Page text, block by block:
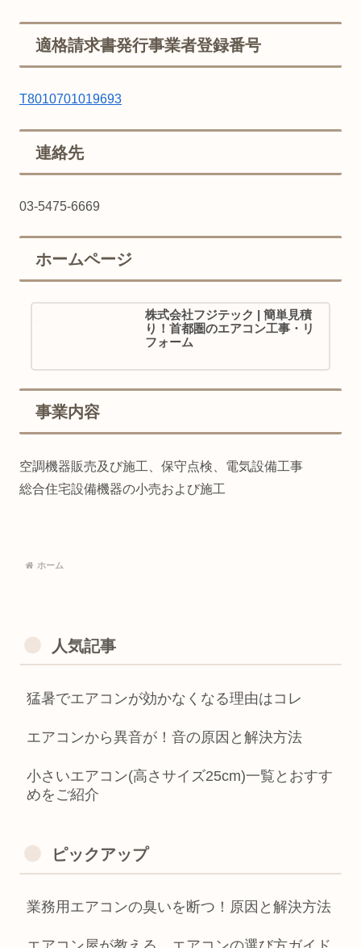
適格請求書発行事業者登録番号
T8010701019693
連絡先
03-5475-6669
ホームページ
株式会社フジテック | 簡単見積
り！首都圏のエアコン工事・リ
フォーム
事業内容
空調機器販売及び施工、保守点検、電気設備工事
総合住宅設備機器の小売および施工
ホーム
人気記事
猛暑でエアコンが効かなくなる理由はコレ
エアコンから異音が！音の原因と解決方法
小さいエアコン(高さサイズ25cm)一覧とおすす
めをご紹介
ピックアップ
業務用エアコンの臭いを断つ！原因と解決方法